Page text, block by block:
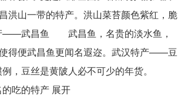
山一带的特产。洪山菜苔颜色紫红，脆
产——武昌鱼 武昌鱼，名贵的淡水鱼，
得便武昌鱼更闻名遐迩。武汉特产——豆
例，豆丝是黄陂人必不可少的年货。
吃的特产 展开